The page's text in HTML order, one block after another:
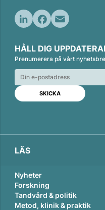
n
k
e
d
n
c
e
b
o
o
k
a
i
l
HÅLL DIG
Prenumerera på vårt
LÄS
Nyheter
Forskning
Tandvård & politik
Metod, klinik & praktik